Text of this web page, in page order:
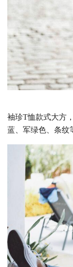
袖珍T恤款式大方
蓝、军绿色、条纹